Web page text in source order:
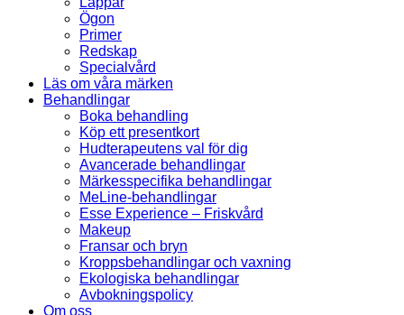
Ögon
Primer
Redskap
Specialvård
Läs om våra märken
Behandlingar
Boka behandling
Köp ett presentkort
Hudterapeutens val för dig
Avancerade behandlingar
Märkesspecifika behandlingar
MeLine-behandlingar
Esse Experience – Friskvård
Makeup
Fransar och bryn
Kroppsbehandlingar och vaxning
Ekologiska behandlingar
Avbokningspolicy
Om oss